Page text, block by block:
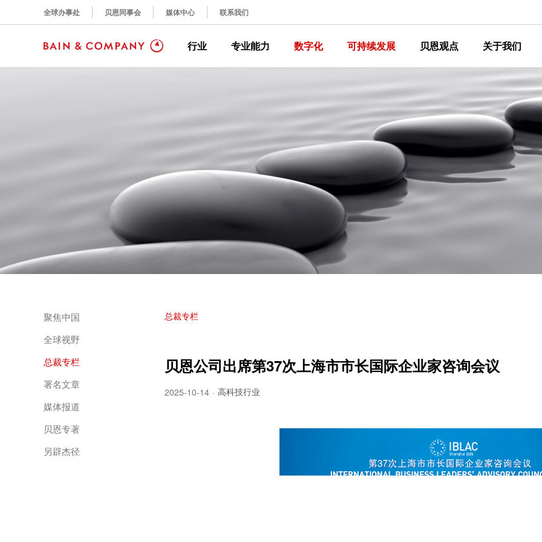
全球办事处 贝恩同事会 媒体中心 联系我们
行业 专业能力 数字化 可持续发展 贝恩观点 关于我们
聚焦中国
全球视野
总裁专栏
署名文章
媒体报道
贝恩专著
另辟杰径
总裁专栏
贝恩公司出席第37次上海市市长国际企业家咨询会议
2025-10-14 · 高科技行业